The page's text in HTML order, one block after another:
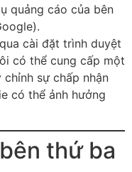
quảng cáo của bên
cài đặt trình duyệt
có thể cung cấp một
sự chấp nhận
có thể ảnh hưởng
thứ ba